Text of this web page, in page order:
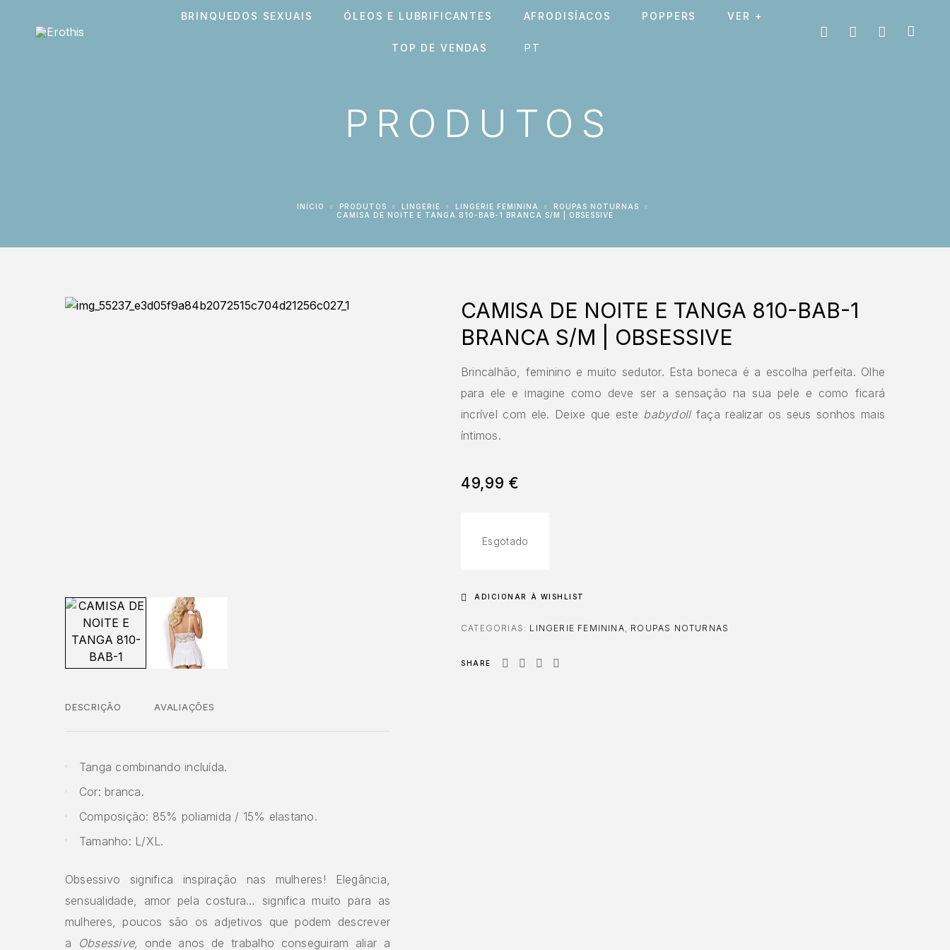
BRINQUEDOS SEXUAIS ÓLEOS E LUBRIFICANTES AFRODISÍACOS POPPERS VER +
TOP DE VENDAS
PRODUTOS
INÍCIO PRODUTOS LINGERIE LINGERIE FEMININA
ROUPAS NOTURNAS
CAMISA DE NOITE E TANGA 810-BAB-1 BRANCA S/M | OBSESSIVE
DESCRIÇÃO AVALIAÇÕES
Tanga combinando incluída.
Cor: branca.
Composição: 85% poliamida / 15% elastano.
Tamanho: L/XL.
Obsessivo significa inspiração nas mulheres! Elegância,
sensualidade, amor pela costura… significa muito para as
mulheres, poucos são os adjetivos que podem descrever
a
Obsessive, onde anos de trabalho conseguiram aliar a
CAMISA DE NOITE E TANGA 810-BAB-1
BRANCA S/M | OBSESSIVE
Brincalhão, feminino e muito sedutor. Esta boneca é a escolha perfeita. Olhe
para ele e imagine como deve ser a sensação na sua pele e como ficará
incrível com ele. Deixe que este babydollfaça realizar os seus sonhos mais
íntimos.
49,99 €
Esgotado
ADICIONAR À WISHLIST
CATEGORIAS: LINGERIE FEMININA, ROUPAS NOTURNAS
SHARE